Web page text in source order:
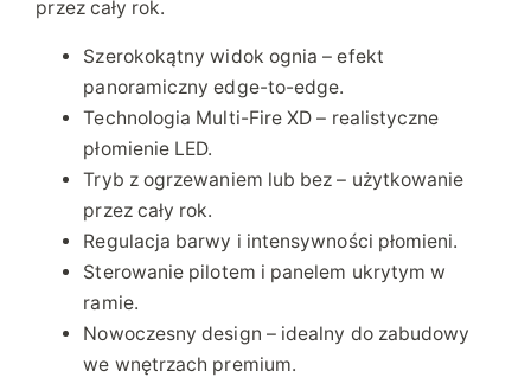
l
przez cały rok.
Szerokokątny widok ognia – efekt
panoramiczny edge-to-edge.
Technologia Multi-Fire XD – realistyczne
płomienie LED.
Tryb z ogrzewaniem lub bez – użytkowanie
przez cały rok.
Regulacja barwy i intensywności płomieni.
Sterowanie pilotem i panelem ukrytym w
ramie.
Nowoczesny design – idealny do zabudowy
we wnętrzach premium.